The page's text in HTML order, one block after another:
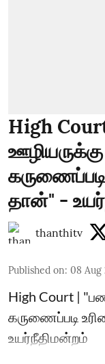
High
தான்" -
thanthitv
Published on: 08 Aug
High Court |
கருணைப்படி
உயர்நீதிமன்றம்